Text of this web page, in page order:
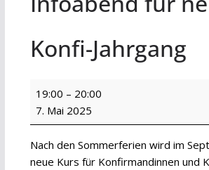
Konfi-Jahrgang
19:00 – 20:00
7. Mai 2025
Nach den Sommerferien wird im
neue Kurs für Konfirmandinnen und